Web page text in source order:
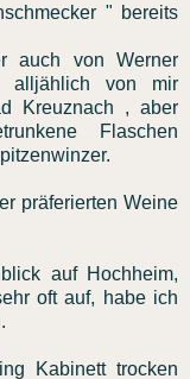
" bereits
auch von Werner
alljählich von mir
Kreuznach , aber
Flaschen
präferierten Weine
auf Hochheim,
oft auf, habe ich
Kabinett trocken